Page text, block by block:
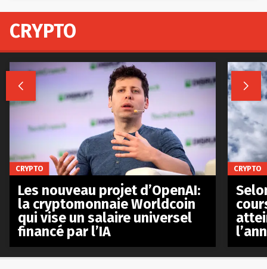
CRYPTO
 
CRYPTO
Les nouveau projet d’OpenAI:
la cryptomonnaie Worldcoin
qui vise un salaire universel
financé par l’IA
CRYPTO